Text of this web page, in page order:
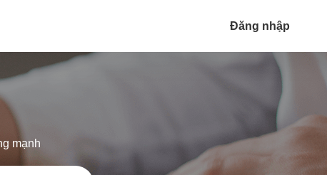
Đăng nhập
mạnh